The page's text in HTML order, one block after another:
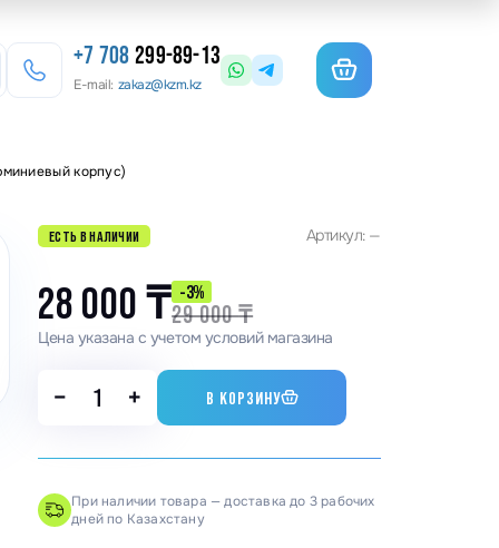
для гибки арматуры
станки
распиловочные
+7 708299-89-13
E-mail: zakaz@kzm.kz
корпус)
ЕСТЬ В НАЛИЧИИ Артикул: —
28 000₸ -3%
29 000₸
Цена указана с учетом условий магазина
− + В КОРЗИНУ
При наличии товара — доставка до 3 рабочих
дней по Казахстану